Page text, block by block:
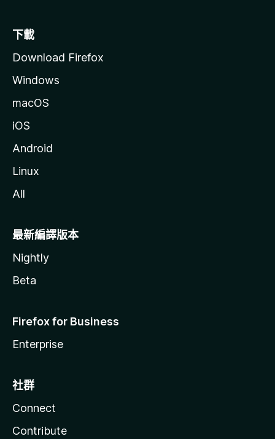
下載
Download Firefox
Windows
macOS
iOS
Android
Linux
All
最新編譯版本
Nightly
Beta
Firefox for Business
Enterprise
社群
Connect
Contribute